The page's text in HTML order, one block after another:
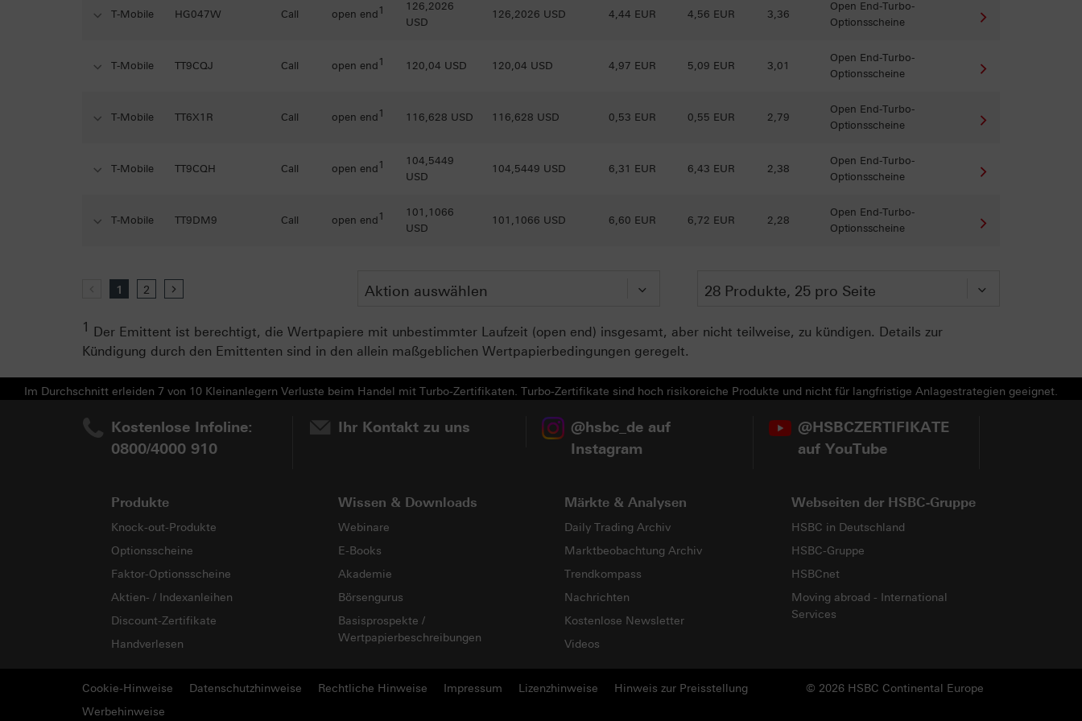
T-Mobile HG047W Call open end1
126,2026
USD
126,2026 USD 4,44 EUR 4,56 EUR 3,36
Open End-Turbo-
Optionsscheine
T-Mobile TT9CQJ Call open end1 120,04 USD 120,04 USD 4,97 EUR 5,09 EUR 3,01
Open End-Turbo-
Optionsscheine
T-Mobile TT6X1R Call open end1 116,628 USD 116,628 USD 0,53 EUR 0,55 EUR 2,79
Open End-Turbo-
Optionsscheine
T-Mobile TT9CQH Call open end1
104,5449
USD
104,5449 USD 6,31 EUR 6,43 EUR 2,38
Open End-Turbo-
Optionsscheine
T-Mobile TT9DM9 Call open end1
101,1066
USD
101,1066 USD 6,60 EUR 6,72 EUR 2,28
Open End-Turbo-
Optionsscheine
zurück
1 2
1 Der Emittent ist berechtigt, die Wertpapiere mit unbestimmter Laufzeit (open end) insgesamt, aber nicht teilweise, zu kündigen. Details zur
Kündigung durch den Emittenten sind in den allein maßgeblichen Wertpapierbedingungen geregelt.
Im Durchschnitt erleiden 7 von 10 Kleinanlegern Verluste beim Handel mit Turbo-Zertifikaten. Turbo-Zertifikate sind hoch risikoreiche Produkte und nicht für langfristige Anlagestrategien geeignet.
Kostenlose Infoline:
0800/4000 910
Ihr Kontakt zu uns
@hsbc_de auf
Instagram
@HSBCZERTIFIKATE
auf YouTube
Produkte
Knock-out-Produkte
Optionsscheine
Faktor-Optionsscheine
Aktien- / Indexanleihen
Discount-Zertifikate
Handverlesen
Wissen & Downloads
Webinare
E-Books
Akademie
Börsengurus
Basisprospekte /
Wertpapierbeschreibungen
Märkte & Analysen
Daily Trading Archiv
Marktbeobachtung Archiv
Trendkompass
Nachrichten
Kostenlose Newsletter
Videos
Webseiten der HSBC-Gruppe
HSBC in Deutschland
HSBC-Gruppe
HSBCnet
Moving abroad - International
Services
Cookie-Hinweise Datenschutzhinweise Rechtliche Hinweise Impressum Lizenzhinweise © 2026 HSBC Continental Europe
Hinweis zur Preisstellung
Werbehinweise